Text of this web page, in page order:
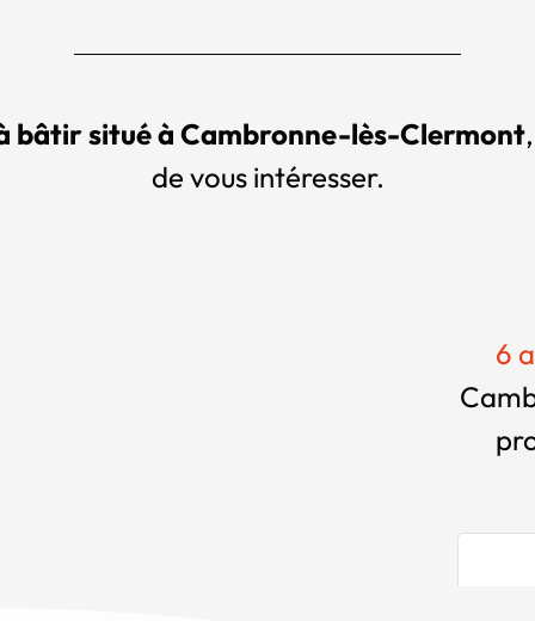
bâtir situé à Cambronne-lès-Clermont
de vous intéresser.
6